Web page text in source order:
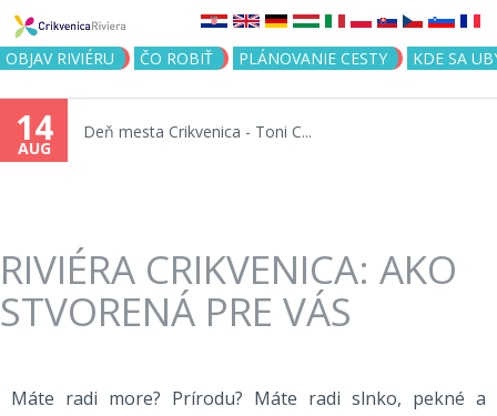
Jump to navigation
OBJAV RIVIÉRU ČO ROBIŤ PLÁNOVANIE CESTY KDE SA
14
AUG
Deň mesta Crikvenica - Toni C...
RIVIÉRA CRIKVENICA: AKO
STVORENÁ PRE VÁS
Máte radi more? Prírodu? Máte radi slnko, pekné a